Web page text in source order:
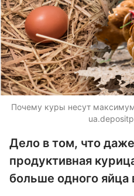
Почему куры несут
Дело в том, что
продуктивная
больше одного яйца